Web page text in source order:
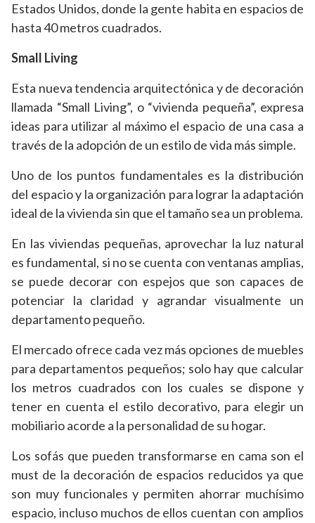
Estados Unidos, donde la gente habita en espacios de
hasta 40 metros cuadrados.
Small Living
Esta nueva tendencia arquitectónica y de decoración
llamada “Small Living”, o “vivienda pequeña”, expresa
ideas para utilizar al máximo el espacio de una casa a
través de la adopción de un estilo de vida más simple.
Uno de los puntos fundamentales es la distribución
del espacio y la organización para lograr la adaptación
ideal de la vivienda sin que el tamaño sea un problema.
En las viviendas pequeñas, aprovechar la luz natural
es fundamental, si no se cuenta con ventanas amplias,
se puede decorar con espejos que son capaces de
potenciar la claridad y agrandar visualmente un
departamento pequeño.
El mercado ofrece cada vez más opciones de muebles
para departamentos pequeños; solo hay que calcular
los metros cuadrados con los cuales se dispone y
tener en cuenta el estilo decorativo, para elegir un
mobiliario acorde a la personalidad de su hogar.
Los sofás que pueden transformarse en cama son el
must de la decoración de espacios reducidos ya que
son muy funcionales y permiten ahorrar muchísimo
espacio, incluso muchos de ellos cuentan con amplios